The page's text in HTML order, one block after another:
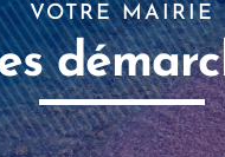
VOTRE MAIRIE